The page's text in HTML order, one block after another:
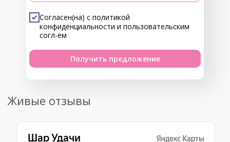
Согласен(на) с политикой
конфиденциальности и пользовательским
согл-ем
Получить предложение
Живые отзывы